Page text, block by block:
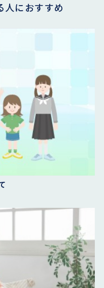
人におすすめ